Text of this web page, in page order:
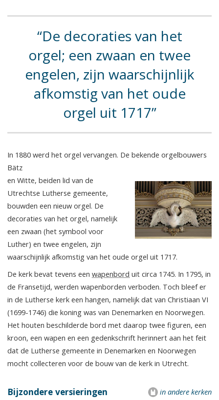
De decoraties van het
orgel; een zwaan en twee
engelen, zijn waarschijnlijk
afkomstig van het oude
orgel uit 1717
In 1880 werd het orgel vervangen. De bekende orgelbouwers
Bätz
en Witte, beiden lid van de
Utrechtse Lutherse gemeente,
bouwden een nieuw orgel. De
decoraties van het orgel, namelijk
een zwaan (het symbool voor
Luther) en twee engelen, zijn
waarschijnlijk afkomstig van het oude orgel uit 1717.
De kerk bevat tevens een wapenbord uit circa 1745. In 1795, in
de Fransetijd, werden wapenborden verboden. Toch bleef er
in de Lutherse kerk een hangen, namelijk dat van Christiaan VI
(1699-1746) die koning was van Denemarken en Noorwegen.
Het houten beschilderde bord met daarop twee figuren, een
kroon, een wapen en een gedenkschrift herinnert aan het feit
dat de Lutherse gemeente in Denemarken en Noorwegen
mocht collecteren voor de bouw van de kerk in Utrecht.
in andere kerken
Bijzondere versieringen